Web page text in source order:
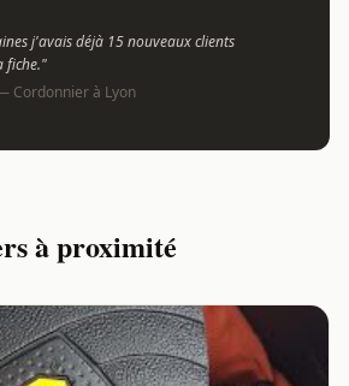
j'avais déjà 15 nouveaux clients
fiche."
Cordonnier à Lyon
à proximité